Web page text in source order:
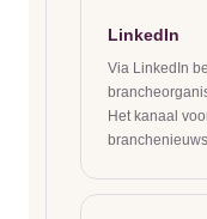
LinkedIn
Via LinkedIn
Het kanaal